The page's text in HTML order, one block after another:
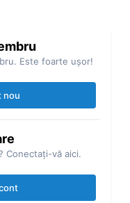
Este foarte uşor!
nou
Conectaţi-vă aici.